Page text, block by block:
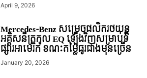
April 9, 2026
Mercedes-Benz សម្រេចផលិតរថយន្ដ
អគ្គិសនីត្រកូល EQ ឡើងវិញសម្រាប់ទី
ផ្សារអាមេរិក ខណៈតម្លៃធូរជាងមុនច្រើន
January 20, 2026